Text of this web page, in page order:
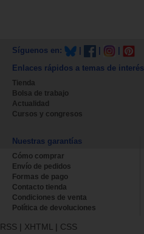
Síguenos en:
Enlaces rápidos a temas de interés
Tienda
Bolsa de trabajo
Actualidad
Cursos y congresos
Nuestras garantías
Cómo comprar
Envío de pedidos
Formas de pago
Contacto tienda
Condiciones de venta
Política de devoluciones
RSS | XHTML | CSS